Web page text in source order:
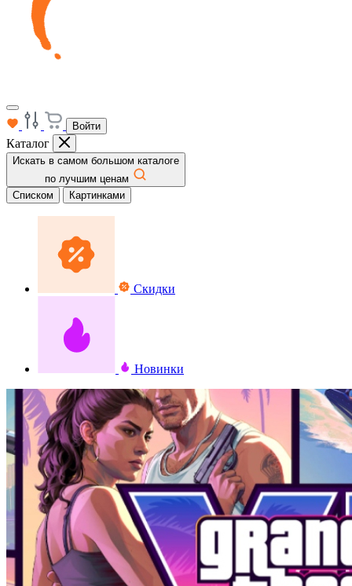
Войти
Каталог
Искать в самом большом каталоге
по лучшим ценам
Списком
Картинками
Скидки
Новинки